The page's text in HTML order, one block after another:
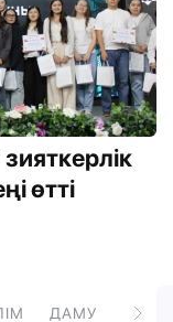
өтті
ДАМУ